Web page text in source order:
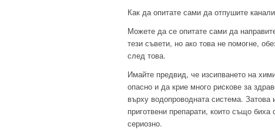
Как да опитате сами да отпушите
Можете да се опитате сами да
тези съвети, но ако това не помогне,
след това.
Имайте предвид, че изсипването на
опасно и да крие много рискове за
върху водопроводната система.
приготвени препарати, които също
сериозно.